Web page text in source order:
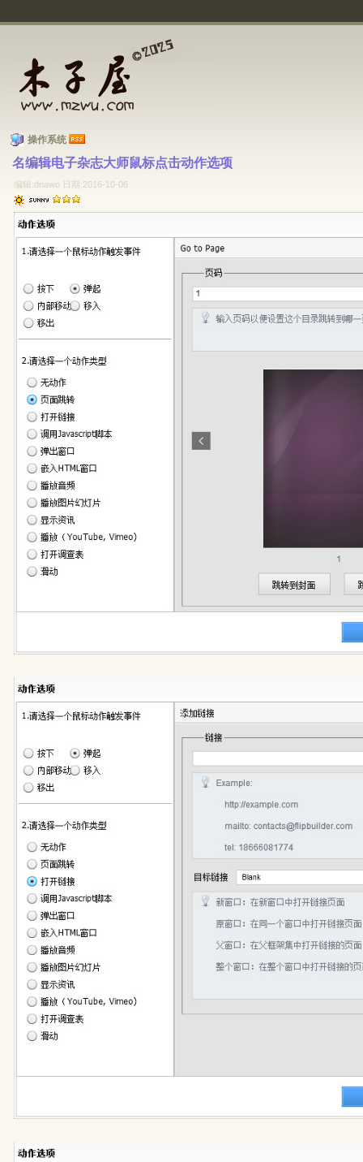
操作系统
名编辑电子杂志大师鼠标点击动作选项
编辑:dnawo 日期:2016-10-06